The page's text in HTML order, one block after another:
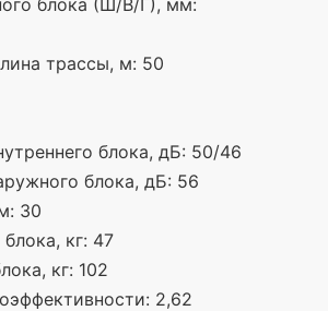
трассы, м: 50
блока, дБ: 50/46
блока, дБ: 56
30
кг: 47
кг: 102
2,62